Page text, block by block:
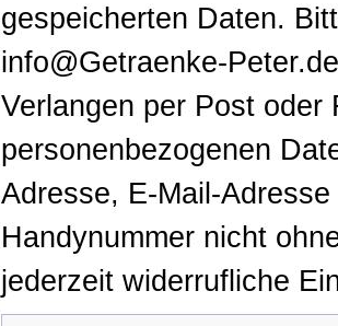
gespeicherten Daten.
info@Getraenke-
Verlangen per Post oder
personenbezogenen
Adresse, E-Mail-
Handynummer nicht
jederzeit widerrufliche